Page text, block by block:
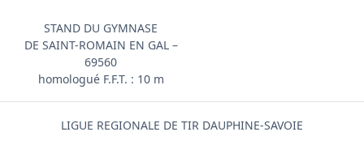
STAND DU GYMNASE
DE SAINT-ROMAIN EN GAL –
69560
homologué F.F.T. : 10 m
LIGUE REGIONALE DE TIR DAUPHINE-SAVOIE